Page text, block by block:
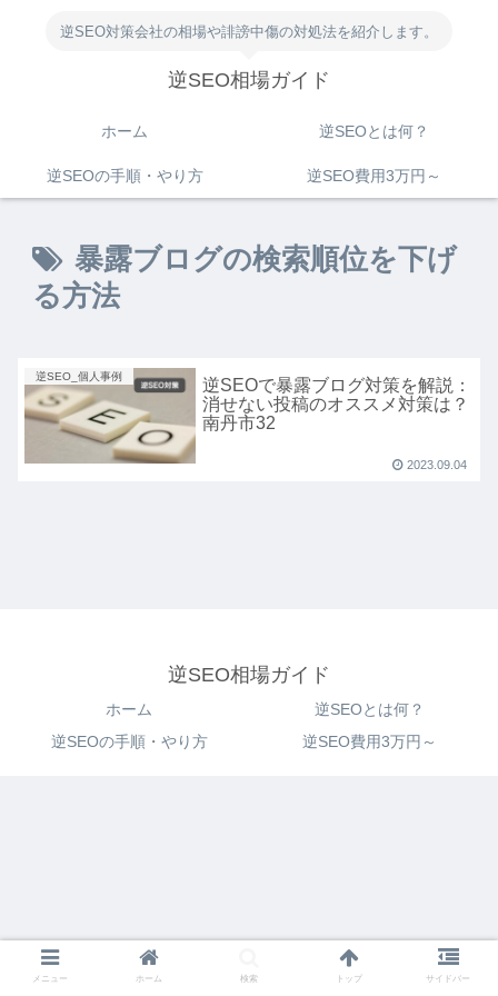
逆SEO対策会社の相場や誹謗中傷の対処法を紹介します。
逆SEO相場ガイド
ホーム 逆SEOとは何？
逆SEOの手順・やり方 逆SEO費用3万円～
暴露ブログの検索順位を下げ
る方法
逆SEO_個人事例
逆SEOで暴露ブログ対策を解説：
消せない投稿のオススメ対策は？
南丹市32
2023.09.04
逆SEO相場ガイド
ホーム
逆SEOとは何？
逆SEOの手順・やり方
逆SEO費用3万円～
メニュー ホーム 検索 トップ サイドバー